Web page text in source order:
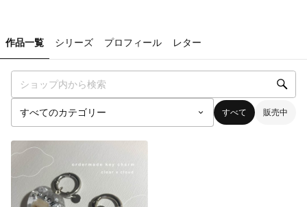
作品一覧 シリーズ プロフィール レター
すべて 販売中